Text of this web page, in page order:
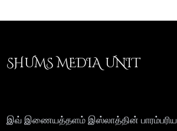
SHUMS MEDIA UNIT
இவ் இணையத்தளம் இஸ்லாத்தின் பாரம்பரிய